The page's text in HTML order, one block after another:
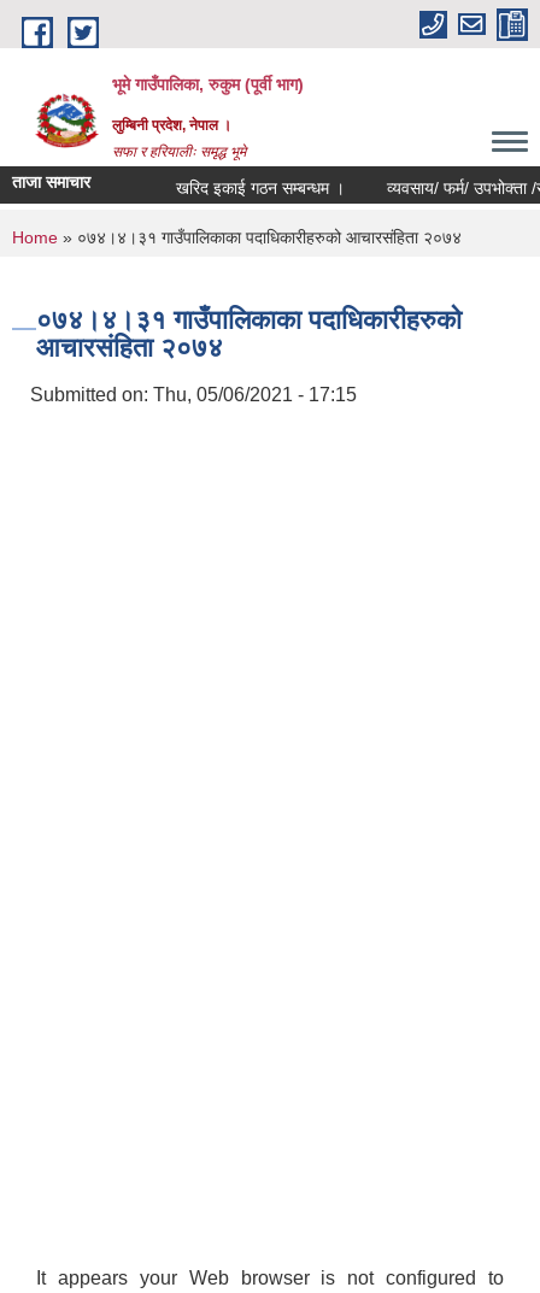
Skip to main content
भूमे गाउँपालिका, रुकुम (पूर्वी भाग)
लुम्बिनी प्रदेश, नेपाल ।
सफा र हरियालीः समृद्ध भूमे
ताजा समाचार खरिद इकाई गठन सम्बन्धम । व्यवसाय/ फर्म/ उपभोक्ता /
You are here
Home » ०७४।४।३१ गाउँपालिकाका पदाधिकारीहरुको आचारसंहिता २०७४
०७४।४।३१ गाउँपालिकाका पदाधिकारीहरुको
आचारसंहिता २०७४
Submitted on: Thu, 05/06/2021 - 17:15
It appears your Web browser is not configured to